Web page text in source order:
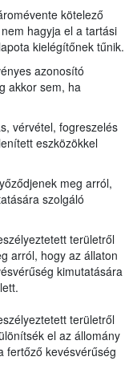
kötelező
hagyja el a tartási
kielégítőnek tűnik.
azonosító
akkor sem, ha
vérvétel, fogreszelés
eszközökkel
meg arról,
szolgáló
területről
arról, hogy az állaton
kimutatására
területről
el az állomány
fertőző kevésvérűség